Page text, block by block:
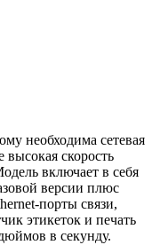
необходима сетевая
высокая скорость
включает в себя
версии плюс
порты связи,
этикеток и печать
в секунду.